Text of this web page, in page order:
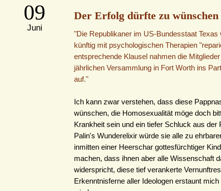
09
Juni
Der Erfolg dürfte zu wünschen
"Die Republikaner im US-Bundesstaat Texas
künftig mit psychologischen Therapien
entsprechende Klausel nahmen die
jährlichen Versammlung in Fort Worth ins
auf."
Ich kann zwar verstehen, dass diese
wünschen, die Homosexualität möge doch
Krankheit sein und ein tiefer Schluck aus der
Palin's Wunderelixir würde sie alle zu
inmitten einer Heerschar gottesfürchtiger
machen, dass ihnen aber alle Wissenschaft
widerspricht, diese tief verankerte
Erkenntnisferne aller Ideologen erstaunt